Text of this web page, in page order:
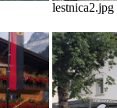
lestnica2.jpg